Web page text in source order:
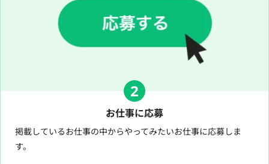
2
お仕事に応募
掲載しているお仕事の中からやってみたいお仕事に応募しま
す。